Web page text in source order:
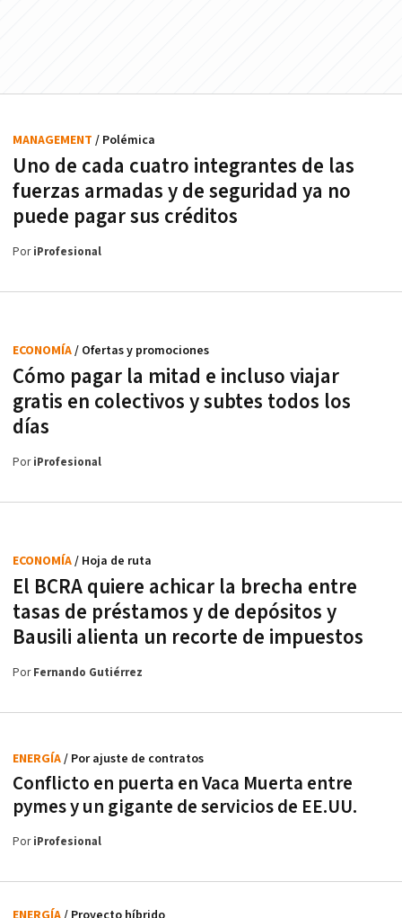
Uno de cada cuatro integrantes de las
fuerzas armadas y de seguridad ya no
puede pagar sus créditos
MANAGEMENT / Polémica
PoriProfesional
Cómo pagar la mitad e incluso viajar
gratis en colectivos y subtes todos los
días
ECONOMÍA/ Ofertas y promociones
PoriProfesional
El BCRA quiere achicar la brecha entre
tasas de préstamos y de depósitos y
Bausili alienta un recorte de impuestos
ECONOMÍA/ Hoja de ruta
PorFernando Gutiérrez
Conflicto en puerta en Vaca Muerta entre
pymes y un gigante de servicios de EE.UU.
ENERGÍA/ Por ajuste de contratos
PoriProfesional